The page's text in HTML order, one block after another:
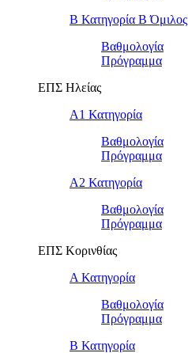
Β Κατηγορία Β Όμιλος
Βαθμολογία
Πρόγραμμα
ΕΠΣ Ηλείας
Α1 Κατηγορία
Βαθμολογία
Πρόγραμμα
Α2 Κατηγορία
Βαθμολογία
Πρόγραμμα
ΕΠΣ Κορινθίας
Α Κατηγορία
Βαθμολογία
Πρόγραμμα
Β Κατηγορία